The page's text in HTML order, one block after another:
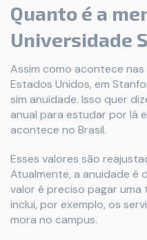
Quanto é a
Universidade
Assim como acontece
Estados Unidos, em
sim anuidade. Isso quer
anual para estudar por lá
acontece no Brasil.
Esses valores são
Atualmente, a anuidade é
valor é preciso pagar
inclui, por exemplo, os
mora no campus.